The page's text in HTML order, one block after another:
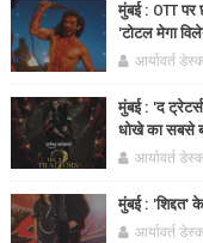
मुंबई : OTT पर
'टोटल मेगा
आर्यावर्त
मुंबई : 'द
धोखे का सबसे
आर्यावर्त
मुंबई : 'शिद्दत'
आर्यावर्त